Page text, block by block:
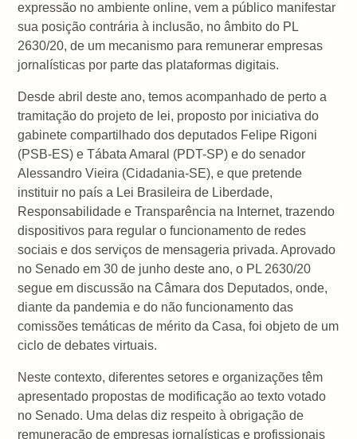
expressão no ambiente online, vem a público manifestar
sua posição contrária à inclusão, no âmbito do PL
2630/20, de um mecanismo para remunerar empresas
jornalísticas por parte das plataformas digitais.
Desde abril deste ano, temos acompanhado de perto a
tramitação do projeto de lei, proposto por iniciativa do
gabinete compartilhado dos deputados Felipe Rigoni
(PSB-ES) e Tábata Amaral (PDT-SP) e do senador
Alessandro Vieira (Cidadania-SE), e que pretende
instituir no país a Lei Brasileira de Liberdade,
Responsabilidade e Transparência na Internet, trazendo
dispositivos para regular o funcionamento de redes
sociais e dos serviços de mensageria privada. Aprovado
no Senado em 30 de junho deste ano, o PL 2630/20
segue em discussão na Câmara dos Deputados, onde,
diante da pandemia e do não funcionamento das
comissões temáticas de mérito da Casa, foi objeto de um
ciclo de debates virtuais.
Neste contexto, diferentes setores e organizações têm
apresentado propostas de modificação ao texto votado
no Senado. Uma delas diz respeito à obrigação de
remuneração de empresas jornalísticas e profissionais